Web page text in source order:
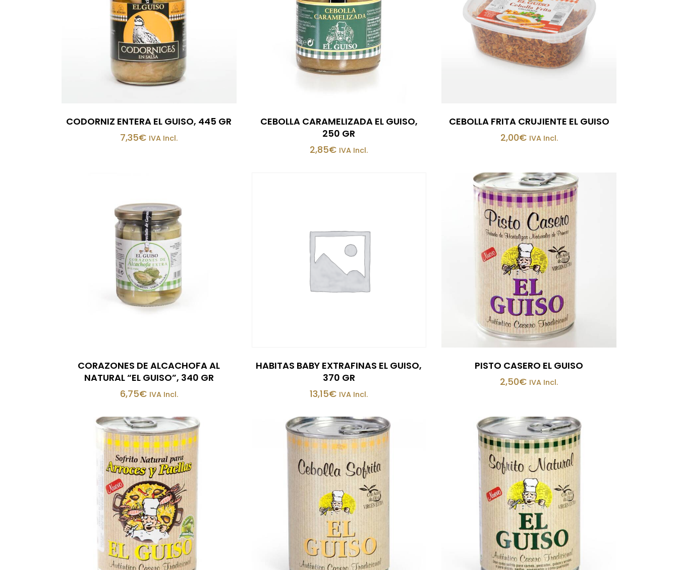
CODORNIZ ENTERA EL GUISO, 445 GR
7,35€ IVA Incl.
CEBOLLA CARAMELIZADA EL GUISO,
250 GR
2,85€ IVA Incl.
CEBOLLA FRITA CRUJIENTE EL GUISO
2,00€ IVA Incl.
CORAZONES DE ALCACHOFA AL
NATURAL “EL GUISO”, 340 GR
6,75€ IVA Incl.
HABITAS BABY EXTRAFINAS EL GUISO,
370 GR
13,15€ IVA Incl.
PISTO CASERO EL GUISO
2,50€ IVA Incl.